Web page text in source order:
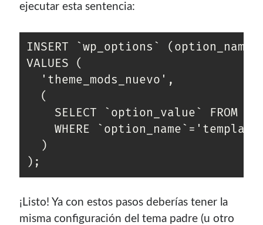
¿Buscas las secciones de mi antiguo sitio?
GNU/Linux
Humor Geek
Tutoriales
Descargas
El Autor
Codigeek 0
ejecutar esta sentencia:
INSERT `wp_options`
VALUES (
  'theme_mods_nuevo',
  (
SELECT `option_value` FROM
WHERE
  )
¡Listo! Ya con estos pasos deberías tener la
misma configuración del tema padre (u otro